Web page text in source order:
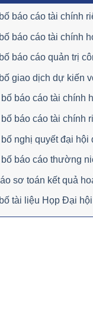
báo cáo tài chính
báo cáo tài chính
báo cáo quản trị
giao dịch dự kiến
báo cáo tài chính
báo cáo tài chính
nghị quyết đại
báo cáo thường
sơ toán kết quả
tài liệu Họp Đại